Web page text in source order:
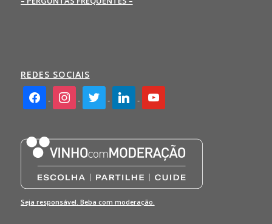
REDES SOCIAIS
facebook2instagramtwitter linkedin youtube
Seja responsável. Beba com moderação.